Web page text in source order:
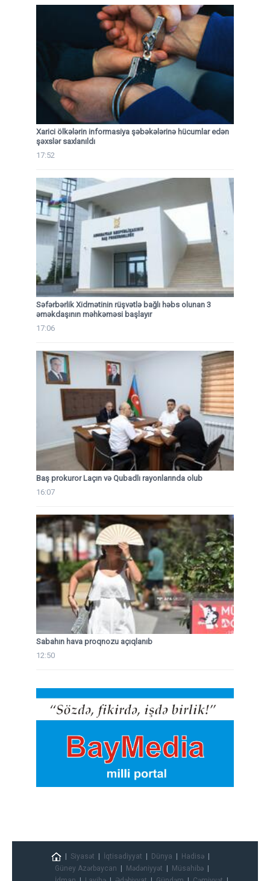
Xarici ölkələrin informasiya şəbəkələrinə hücumlar edən
şəxslər saxlanıldı
17:52
Səfərbərlik Xidmətinin rüşvətlə bağlı həbs olunan 3
əməkdaşının məhkəməsi başlayır
17:06
Baş prokuror Laçın və Qubadlı rayonlarında olub
16:07
Sabahın hava proqnozu açıqlanıb
12:50
Siyasət İqtisadiyyat Dünya
Hadisə
Güney Azərbaycan
Mədəniyyət
Müsahibə